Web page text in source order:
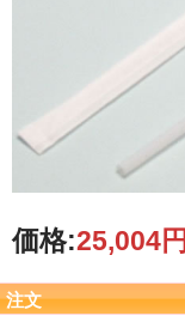
価格:25,004円
注文